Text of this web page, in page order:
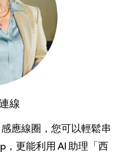
線
應線圈，您可以輕鬆串
，更能利用 AI 助理「西